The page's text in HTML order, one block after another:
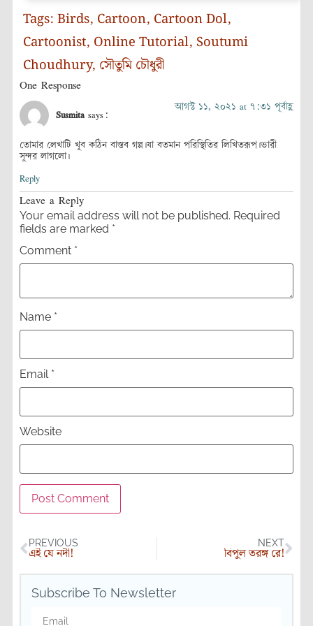
Tags: Birds, Cartoon, Cartoon Dol,
Cartoonist, Online Tutorial, Soutumi
Choudhury, সৌতুমি চৌধুরী
One Response
Susmita says:
আগস্ট ১১, ২০২১ at ৭:৩১ পূর্বাহ্ণ
তোমার লেখাটি খুব কঠিন বাস্তব গল্প।যা বতমান পরিস্থিতির লিখিতরূপ।ভারী
সুন্দর লাগলো।
Reply
Leave a Reply
Your email address will not be published. Required
fields are marked *
Comment *
Name *
Email *
Website
PREVIOUS
এই যে নদী!
NEXT
বিপুল তরঙ্গ রে!
Subscribe To Newsletter